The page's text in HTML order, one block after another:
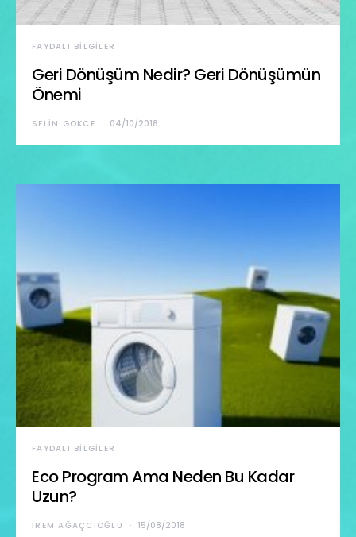
FAYDALI BILGILER
Geri Dönüşüm Nedir? Geri Dönüşümün
Önemi
SELIN GOKCE 04/10/2018
FAYDALI BILGILER
Eco Program Ama Neden Bu Kadar
Uzun?
İREM AĞAÇCIOĞLU 15/08/2018